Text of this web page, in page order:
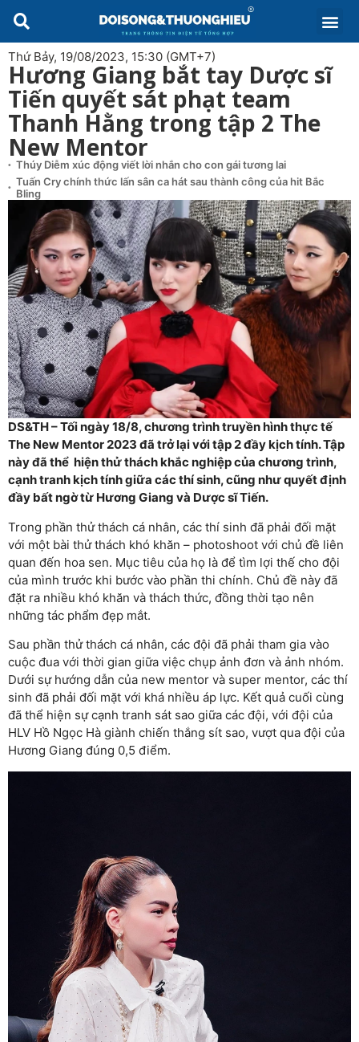
Thứ Bảy, 19/08/2023, 15:30 (GMT+7)
Hương Giang bắt tay Dược sĩ
Tiến quyết sát phạt team
Thanh Hằng trong tập 2 The
New Mentor
Thúy Diễm xúc động viết lời nhắn cho con gái tương lai
Tuấn Cry chính thức lấn sân ca hát sau thành công của hit Bắc
Bling
DS&TH – Tối ngày 18/8, chương trình truyền hình thực tế
The New Mentor 2023 đã trở lại với tập 2 đầy kịch tính. Tập
này đã thể hiện thử thách khắc nghiệp của chương trình,
cạnh tranh kịch tính giữa các thí sinh, cũng như quyết định
đầy bất ngờ từ Hương Giang và Dược sĩ Tiến.
Trong phần thử thách cá nhân, các thí sinh đã phải đối mặt
với một bài thử thách khó khăn – photoshoot với chủ đề liên
quan đến hoa sen. Mục tiêu của họ là để tìm lợi thế cho đội
của mình trước khi bước vào phần thi chính. Chủ đề này đã
đặt ra nhiều khó khăn và thách thức, đồng thời tạo nên
những tác phẩm đẹp mắt.
Sau phần thử thách cá nhân, các đội đã phải tham gia vào
cuộc đua với thời gian giữa việc chụp ảnh đơn và ảnh nhóm.
Dưới sự hướng dẫn của new mentor và super mentor, các thí
sinh đã phải đối mặt với khá nhiều áp lực. Kết quả cuối cùng
đã thể hiện sự cạnh tranh sát sao giữa các đội, với đội của
HLV Hồ Ngọc Hà giành chiến thắng sít sao, vượt qua đội của
Hương Giang đúng 0,5 điểm.